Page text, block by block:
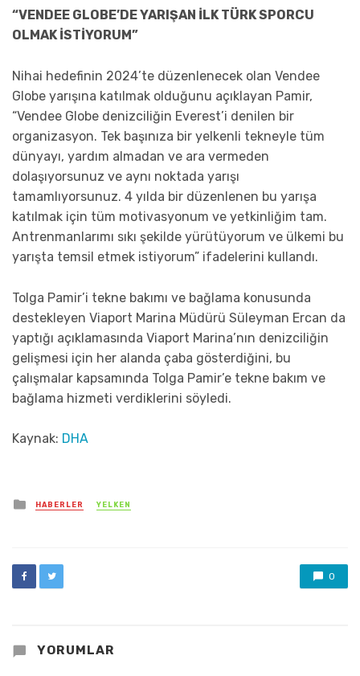
“VENDEE GLOBE’DE YARIŞAN İLK TÜRK SPORCU
OLMAK İSTİYORUM”
Nihai hedefinin 2024’te düzenlenecek olan Vendee
Globe yarışına katılmak olduğunu açıklayan Pamir,
“Vendee Globe denizciliğin Everest’i denilen bir
organizasyon. Tek başınıza bir yelkenli tekneyle tüm
dünyayı, yardım almadan ve ara vermeden
dolaşıyorsunuz ve aynı noktada yarışı
tamamlıyorsunuz. 4 yılda bir düzenlenen bu yarışa
katılmak için tüm motivasyonum ve yetkinliğim tam.
Antrenmanlarımı sıkı şekilde yürütüyorum ve ülkemi bu
yarışta temsil etmek istiyorum” ifadelerini kullandı.
Tolga Pamir’i tekne bakımı ve bağlama konusunda
destekleyen Viaport Marina Müdürü Süleyman Ercan da
yaptığı açıklamasında Viaport Marina’nın denizciliğin
gelişmesi için her alanda çaba gösterdiğini, bu
çalışmalar kapsamında Tolga Pamir’e tekne bakım ve
bağlama hizmeti verdiklerini söyledi.
Kaynak: DHA
Posted
in
HABERLER YELKEN
0
YORUMLAR